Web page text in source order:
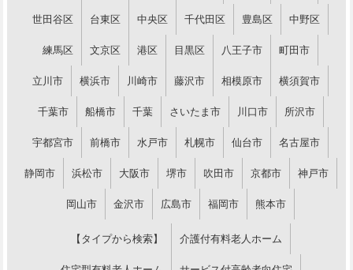
世田谷区 台東区 中央区 千代田区 豊島区 中野区
練馬区 文京区 港区 目黒区 八王子市 町田市
立川市 横浜市 川崎市 藤沢市 相模原市 横須賀市
千葉市 船橋市 千葉 さいたま市 川口市 所沢市
宇都宮市 前橋市 水戸市 札幌市 仙台市 名古屋市
静岡市 浜松市 大阪市 堺市 吹田市 京都市 神戸市
岡山市 金沢市 広島市 福岡市 熊本市
【タイプから検索】 介護付有料老人ホーム